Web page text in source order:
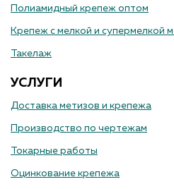
Полиамидный крепеж оптом
Крепеж с мелкой и супермелкой
Такелаж
УСЛУГИ
Доставка метизов и крепежа
Производство по чертежам
Токарные работы
Оцинкование крепежа